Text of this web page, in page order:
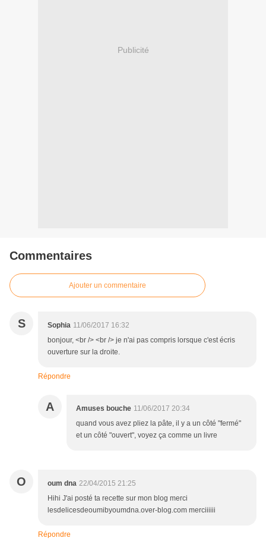
Publicité
Commentaires
Ajouter un commentaire
S Sophia 11/06/2017 16:32
bonjour, <br /> <br /> je n'ai pas compris lorsque c'est écris
ouverture sur la droite.
Répondre
A Amuses bouche 11/06/2017 20:34
quand vous avez pliez la pâte, il y a un côté "fermé"
et un côté "ouvert", voyez ça comme un livre
O oum dna 22/04/2015 21:25
Hihi J'ai posté ta recette sur mon blog merci
lesdelicesdeoumibyoumdna.over-blog.com merciiiiii
Répondre